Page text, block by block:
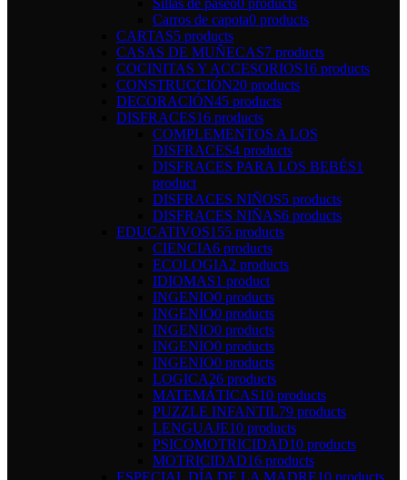
Carros de capota0 products
CARTAS5 products
CASAS DE MUÑECAS7 products
COCINITAS Y ACCESORIOS16 products
CONSTRUCCIÓN20 products
DECORACIÓN45 products
DISFRACES16 products
COMPLEMENTOS A LOS
DISFRACES4 products
DISFRACES PARA LOS BEBÉS1
product
DISFRACES NIÑOS5 products
DISFRACES NIÑAS6 products
EDUCATIVOS155 products
CIENCIA6 products
ECOLOGIA2 products
IDIOMAS1 product
INGENIO0 products
INGENIO0 products
INGENIO0 products
INGENIO0 products
INGENIO0 products
LOGICA26 products
MATEMÁTICAS10 products
PUZZLE INFANTIL79 products
LENGUAJE10 products
PSICOMOTRICIDAD10 products
MOTRICIDAD16 products
ESPECIAL DÍA DE LA MADRE10 products